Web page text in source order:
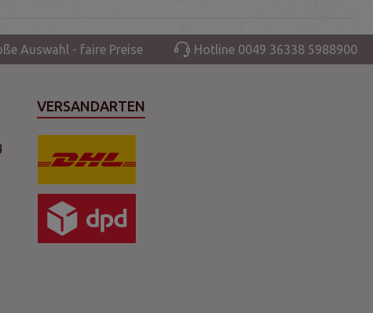
Auswahl - faire Preise Hotline 0049 36338 5988900
VERSANDARTEN